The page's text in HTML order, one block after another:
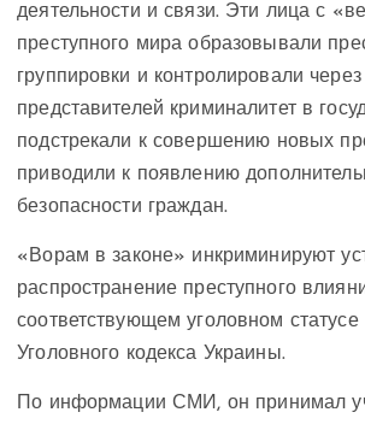
деятельности и связи. Эти лица с
преступного мира образовывали
группировки и контролировали
представителей криминалитет в
подстрекали к совершению новых
приводили к появлению
безопасности граждан.
«Ворам в законе» инкриминируют
распространение преступного
соответствующем уголовном статусе
Уголовного кодекса Украины.
По информации СМИ, он принимал